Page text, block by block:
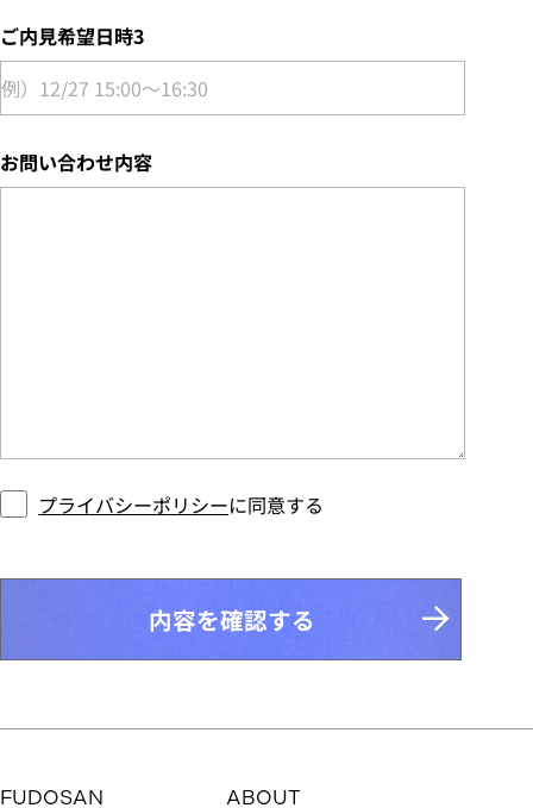
ご内見希望日時3
お問い合わせ内容
プライバシーポリシーに同意する
内容を確認する
FUDOSAN ABOUT